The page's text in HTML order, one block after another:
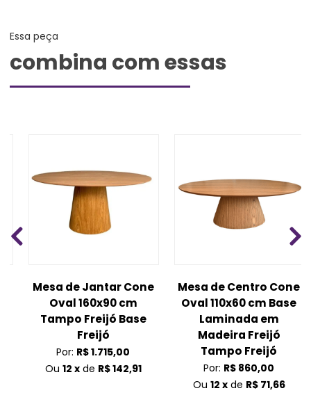
Essa peça
combina com essas
Mesa de Jantar Cone
Oval 160x90 cm
Tampo Freijó Base
Freijó
Por: R$ 1.715,00
Ou 12 xde R$ 142,91
Mesa de Centro Cone
Oval 110x60 cm Base
Laminada em
Madeira Freijó
Tampo Freijó
Por: R$ 860,00
Ou 12 xde R$ 71,66